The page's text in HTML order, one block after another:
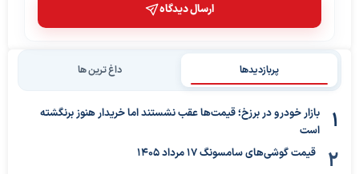
ارسال دیدگاه
پربازدیدها داغ ترین ها
بازار خودرو در برزخ؛ قیمت‌ها عقب نشستند اما خریدار هنوز برنگشته
است
قیمت گوشی‌های سامسونگ 17 مرداد 1405